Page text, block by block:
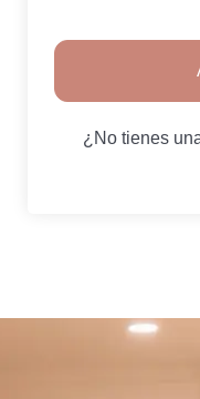
¿No tienes